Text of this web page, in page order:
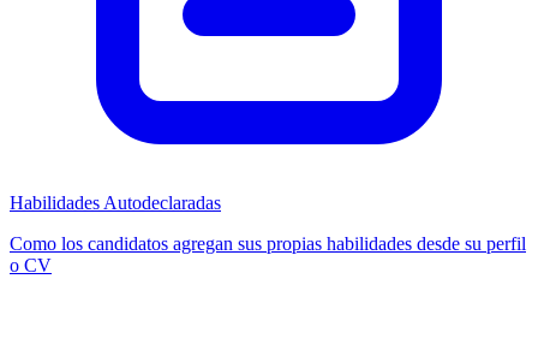
Habilidades Autodeclaradas
Como los candidatos agregan sus propias habilidades desde su perfil
o CV